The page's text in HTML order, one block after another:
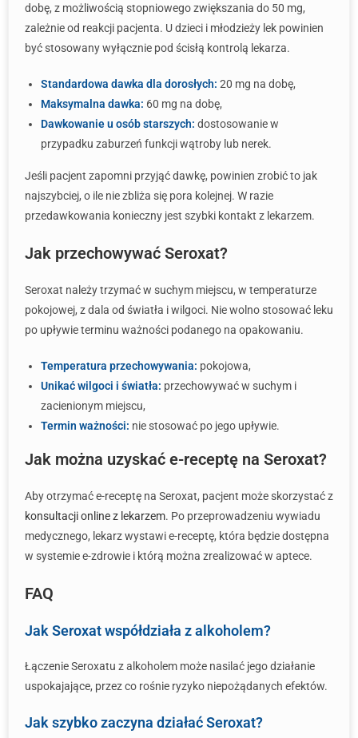
dobę, z możliwością stopniowego zwiększania do 50 mg,
zależnie od reakcji pacjenta. U dzieci i młodzieży lek powinien
być stosowany wyłącznie pod ścisłą kontrolą lekarza.
Standardowa dawka dla dorosłych: 20 mg na dobę,
Maksymalna dawka: 60 mg na dobę,
Dawkowanie u osób starszych: dostosowanie w
przypadku zaburzeń funkcji wątroby lub nerek.
Jeśli pacjent zapomni przyjąć dawkę, powinien zrobić to jak
najszybciej, o ile nie zbliża się pora kolejnej. W razie
przedawkowania konieczny jest szybki kontakt z lekarzem.
Jak przechowywać Seroxat?
Seroxat należy trzymać w suchym miejscu, w temperaturze
pokojowej, z dala od światła i wilgoci. Nie wolno stosować leku
po upływie terminu ważności podanego na opakowaniu.
Temperatura przechowywania: pokojowa,
Unikać wilgoci i światła: przechowywać w suchym i
zacienionym miejscu,
Termin ważności: nie stosować po jego upływie.
Jak można uzyskać e-receptę na Seroxat?
Aby otrzymać e-receptę na Seroxat, pacjent może skorzystać z
konsultacji online z lekarzem. Po przeprowadzeniu wywiadu
medycznego, lekarz wystawi e-receptę, która będzie dostępna
w systemie e-zdrowie i którą można zrealizować w aptece.
FAQ
Jak Seroxat współdziała z alkoholem?
Łączenie Seroxatu z alkoholem może nasilać jego działanie
uspokajające, przez co rośnie ryzyko niepożądanych efektów.
Jak szybko zaczyna działać Seroxat?